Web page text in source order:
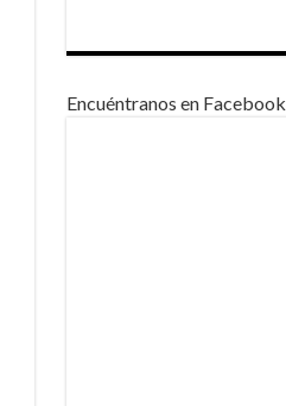
Encuéntranos en Facebook